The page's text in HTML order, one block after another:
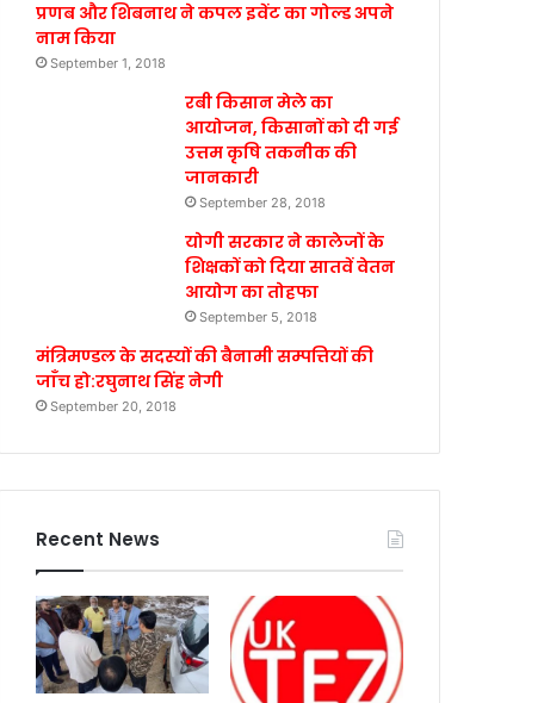
प्रणब और शिबनाथ ने कपल इवेंट का गोल्ड अपने
नाम किया
September 1, 2018
रबी किसान मेले का
आयोजन, किसानों को दी गई
उत्तम कृषि तकनीक की
जानकारी
September 28, 2018
योगी सरकार ने कालेजों के
शिक्षकों को दिया सातवें वेतन
आयोग का तोहफा
September 5, 2018
मंत्रिमण्डल के सदस्यों की बैनामी सम्पत्तियों की
जाँच हो:रघुनाथ सिंह नेगी
September 20, 2018
Recent News